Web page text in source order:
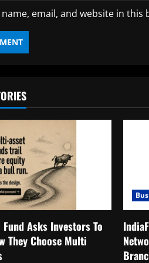
name, email, and website in
Fund Asks Investors To
They Choose Multi